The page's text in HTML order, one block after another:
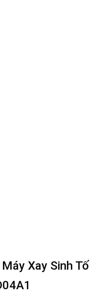
Xay Sinh Tố